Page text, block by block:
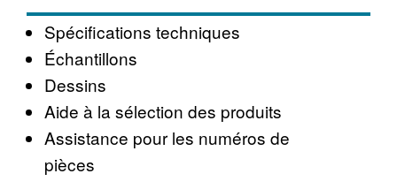
Spécifications techniques
Échantillons
Dessins
Aide à la sélection des produits
Assistance pour les numéros de
pièces